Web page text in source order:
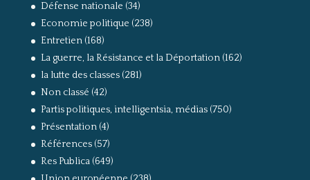
Défense nationale (34)
Economie politique (238)
Entretien(168)
La guerre, la Résistance et la Déportation(162)
la lutte des classes(281)
Non classé (42)
Partis politiques, intelligentsia, médias(750)
Présentation(4)
Références(57)
Res Publica(649)